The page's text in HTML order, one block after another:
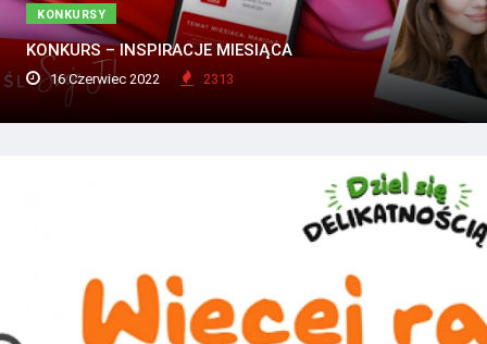
KONKURSY
KONKURS – INSPIRACJE MIESIĄCA
16 Czerwiec 2022 2313